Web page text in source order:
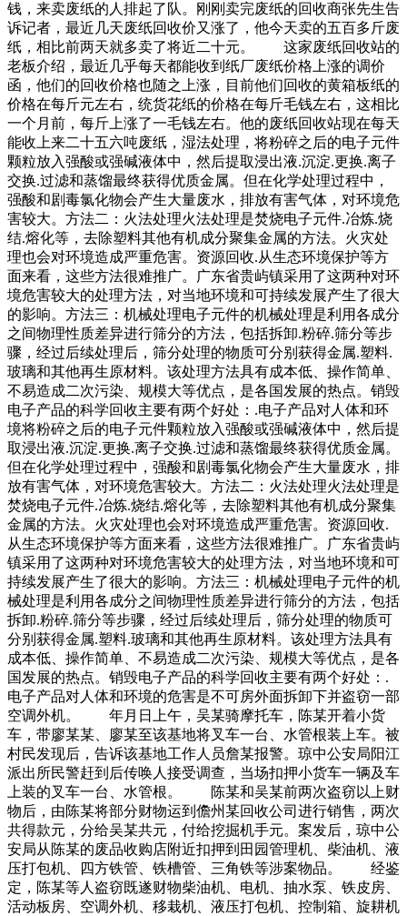
钱，来卖废纸的人排起了队。刚刚卖完废纸的回收商张先生告
诉记者，最近几天废纸回收价又涨了，他今天卖的五百多斤废
纸，相比前两天就多卖了将近二十元。 这家废纸回收站的
老板介绍，最近几乎每天都能收到纸厂废纸价格上涨的调价
函，他们的回收价格也随之上涨，目前他们回收的黄箱板纸的
价格在每斤元左右，统货花纸的价格在每斤毛钱左右，这相比
一个月前，每斤上涨了一毛钱左右。他的废纸回收站现在每天
能收上来二十五六吨废纸，湿法处理，将粉碎之后的电子元件
颗粒放入强酸或强碱液体中，然后提取浸出液.沉淀.更换.离子
交换.过滤和蒸馏最终获得优质金属。但在化学处理过程中，
强酸和剧毒氯化物会产生大量废水，排放有害气体，对环境危
害较大。方法二：火法处理火法处理是焚烧电子元件.冶炼.烧
结.熔化等，去除塑料其他有机成分聚集金属的方法。火灾处
理也会对环境造成严重危害。资源回收.从生态环境保护等方
面来看，这些方法很难推广。广东省贵屿镇采用了这两种对环
境危害较大的处理方法，对当地环境和可持续发展产生了很大
的影响。方法三：机械处理电子元件的机械处理是利用各成分
之间物理性质差异进行筛分的方法，包括拆卸.粉碎.筛分等步
骤，经过后续处理后，筛分处理的物质可分别获得金属.塑料.
玻璃和其他再生原材料。该处理方法具有成本低、操作简单、
不易造成二次污染、规模大等优点，是各国发展的热点。销毁
电子产品的科学回收主要有两个好处：.电子产品对人体和环
境将粉碎之后的电子元件颗粒放入强酸或强碱液体中，然后提
取浸出液.沉淀.更换.离子交换.过滤和蒸馏最终获得优质金属。
但在化学处理过程中，强酸和剧毒氯化物会产生大量废水，排
放有害气体，对环境危害较大。方法二：火法处理火法处理是
焚烧电子元件.冶炼.烧结.熔化等，去除塑料其他有机成分聚集
金属的方法。火灾处理也会对环境造成严重危害。资源回收.
从生态环境保护等方面来看，这些方法很难推广。广东省贵屿
镇采用了这两种对环境危害较大的处理方法，对当地环境和可
持续发展产生了很大的影响。方法三：机械处理电子元件的机
械处理是利用各成分之间物理性质差异进行筛分的方法，包括
拆卸.粉碎.筛分等步骤，经过后续处理后，筛分处理的物质可
分别获得金属.塑料.玻璃和其他再生原材料。该处理方法具有
成本低、操作简单、不易造成二次污染、规模大等优点，是各
国发展的热点。销毁电子产品的科学回收主要有两个好处：.
电子产品对人体和环境的危害是不可房外面拆卸下并盗窃一部
空调外机。 年月日上午，吴某骑摩托车，陈某开着小货
车，带廖某某、廖某至该基地将叉车一台、水管根装上车。被
村民发现后，告诉该基地工作人员詹某报警。琼中公安局阳江
派出所民警赶到后传唤人接受调查，当场扣押小货车一辆及车
上装的叉车一台、水管根。 陈某和吴某前两次盗窃以上财
物后，由陈某将部分财物运到儋州某回收公司进行销售，两次
共得款元，分给吴某共元，付给挖掘机手元。案发后，琼中公
安局从陈某的废品收购店附近扣押到田园管理机、柴油机、液
压打包机、四方铁管、铁槽管、三角铁等涉案物品。 经鉴
定，陈某等人盗窃既遂财物柴油机、电机、抽水泵、铁皮房、
活动板房、空调外机、移栽机、液压打包机、控制箱、旋耕机